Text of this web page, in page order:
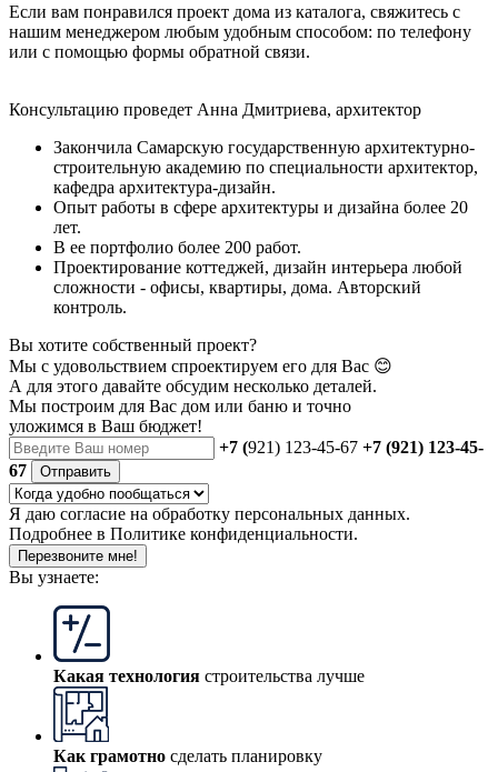
Если вам понравился проект дома из каталога, свяжитесь с
нашим менеджером любым удобным способом: по телефону
или с помощью формы обратной связи.
Консультацию проведет Анна Дмитриева, архитектор
Закончила Самарскую государственную архитектурно-
строительную академию по специальности архитектор,
кафедра архитектура-дизайн.
Опыт работы в сфере архитектуры и дизайна более 20
лет.
В ее портфолио более 200 работ.
Проектирование коттеджей, дизайн интерьера любой
сложности - офисы, квартиры, дома. Авторский
контроль.
Вы хотите собственный проект?
Мы с удовольствием спроектируем его для Вас 😊
А для этого давайте обсудим несколько деталей.
Мы построим для Вас дом или баню и точно
уложимся в Ваш бюджет!
+7 (921) 123-45-67 +7 (921) 123-45-
67
Отправить
Я даю согласие на обработку персональных данных.
Подробнее в Политике конфиденциальности.
Перезвоните мне!
Вы узнаете:
Какая технология строительства лучше
Как грамотно сделать планировку